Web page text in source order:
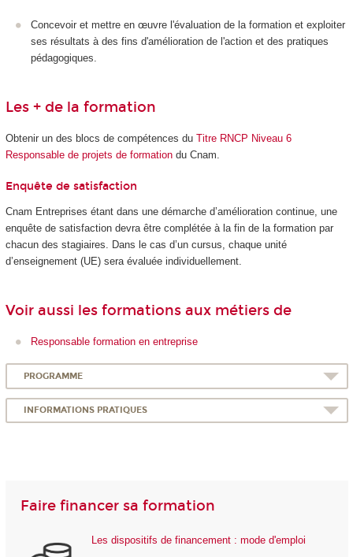
Concevoir et mettre en œuvre l'évaluation de la formation et exploiter
ses résultats à des fins d'amélioration de l'action et des pratiques
pédagogiques.
Les + de la formation
Obtenir un des blocs de compétences du Titre RNCP Niveau 6
Responsable de projets de formationdu Cnam.
Enquête de satisfaction
Cnam Entreprises étant dans une démarche d’amélioration continue, une
enquête de satisfaction devra être complétée à la fin de la formation par
chacun des stagiaires. Dans le cas d’un cursus, chaque unité
d’enseignement (UE) sera évaluée individuellement.
Voir aussi les formations aux métiers de
Responsable formation en entreprise
PROGRAMME
INFORMATIONS PRATIQUES
Faire financer sa formation
Les dispositifs de financement : mode d'emploi